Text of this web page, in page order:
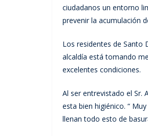
ciudadanos un entorno
prevenir la acumulación
Los residentes de Santo
alcaldía está tomando
excelentes condiciones.
Al ser entrevistado el Sr.
esta bien higiénico. “
llenan todo esto de